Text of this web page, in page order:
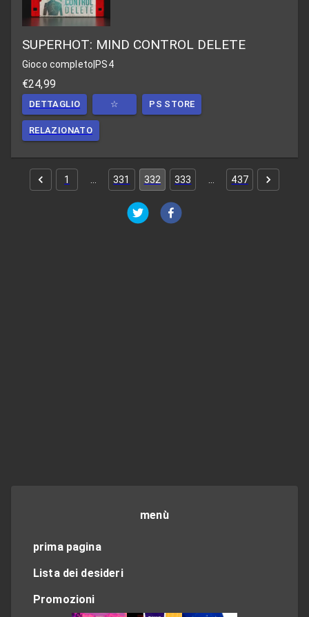
SUPERHOT: MIND CONTROL DELETE
Gioco completo PS4
€24,99
DETTAGLIO ☆ PS STORE
RELAZIONATO
1 331 332 333 437
menù
prima pagina
Lista dei desideri
Promozioni